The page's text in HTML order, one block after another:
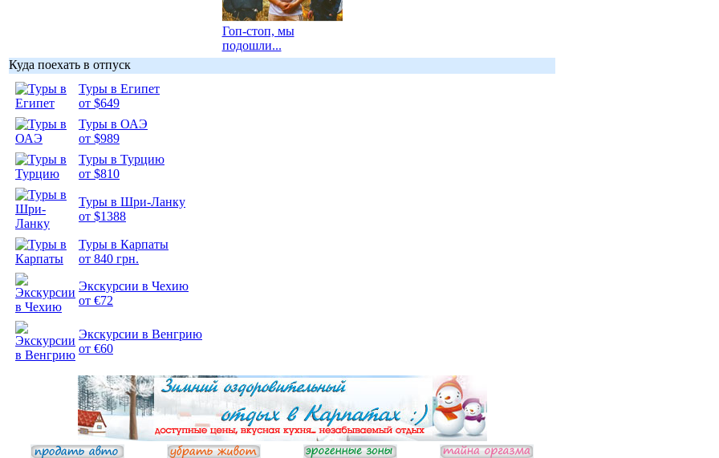
Гоп-стоп, мы
подошли...
Куда поехать в отпуск
Туры в Египет
от $649
Туры в ОАЭ
от $989
Туры в Турцию
от $810
Туры в Шри-Ланку
от $1388
Туры в Карпаты
от 840 грн.
Экскурсии в Чехию
от €72
Экскурсии в Венгрию
от €60